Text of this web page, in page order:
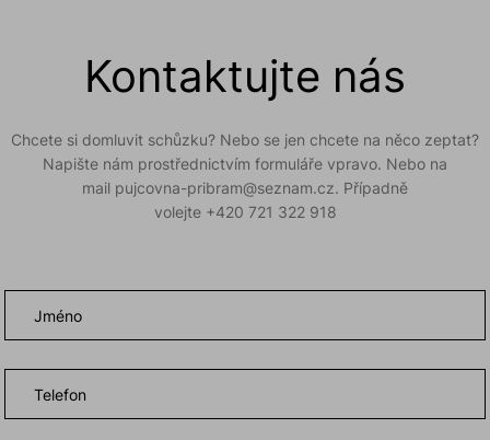
Kontaktujte nás
Chcete si domluvit schůzku? Nebo se jen chcete na něco zeptat?
Napište nám prostřednictvím formuláře vpravo. Nebo na
mail pujcovna-pribram@seznam.cz. Případně
volejte +420 721 322 918